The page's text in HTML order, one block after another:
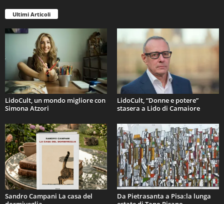
Ultimi Articoli
LidoCult, un mondo migliore con
Simona Atzori
LidoCult, “Donne e potere”
stasera a Lido di Camaiore
Sandro Campani La casa del
Da Pietrasanta a Pisa:la lunga